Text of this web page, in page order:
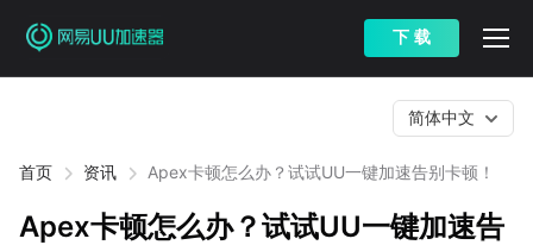
下 载
首页 资讯 Apex卡顿怎么办？试试UU一键加速告别卡顿！
简体中文
Apex卡顿怎么办？试试UU一键加速告